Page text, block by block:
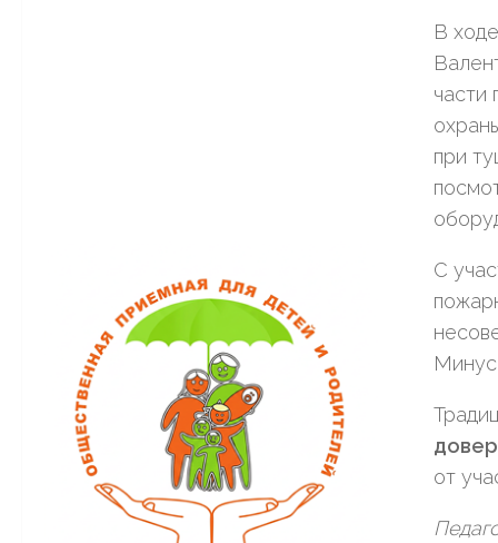
В
части
при
С
от